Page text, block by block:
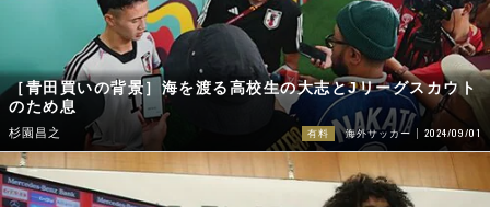
［青田買いの背景］海を渡る高校生の大志とJリーグスカウト
のため息
杉園昌之 有料 海外サッカー 2024/09/01